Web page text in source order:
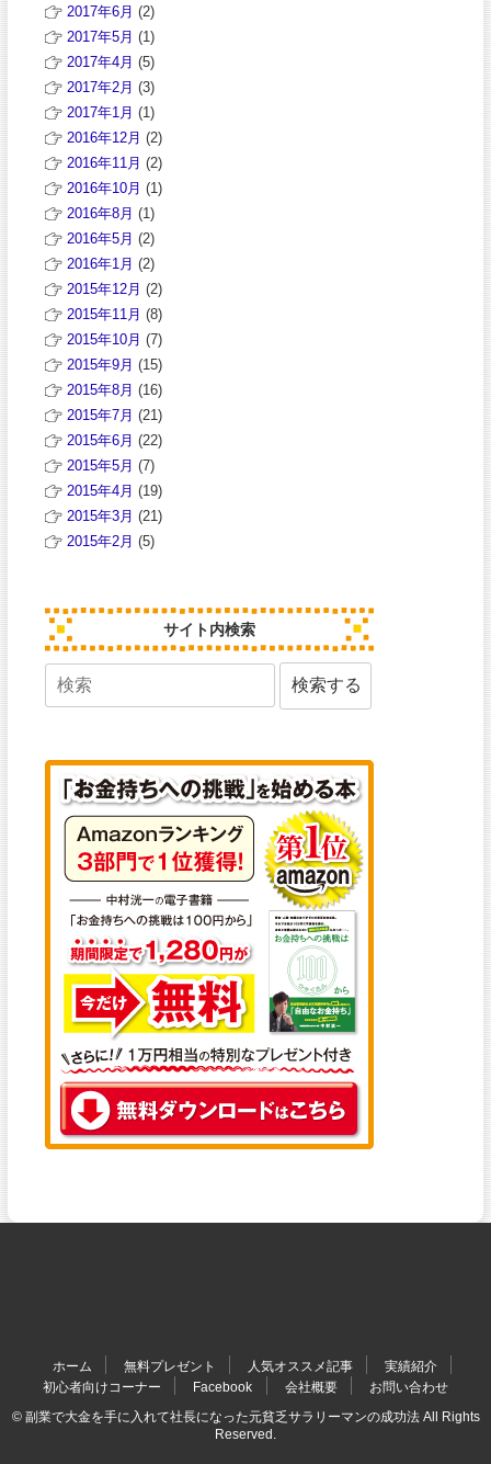
2017年6月 (2)
2017年5月 (1)
2017年4月 (5)
2017年2月 (3)
2017年1月 (1)
2016年12月 (2)
2016年11月 (2)
2016年10月 (1)
2016年8月 (1)
2016年5月 (2)
2016年1月 (2)
2015年12月 (2)
2015年11月 (8)
2015年10月 (7)
2015年9月 (15)
2015年8月 (16)
2015年7月 (21)
2015年6月 (22)
2015年5月 (7)
2015年4月 (19)
2015年3月 (21)
2015年2月 (5)
サイト内検索
ホーム 無料プレゼント 人気オススメ記事
実績紹介
初心者向けコーナー
Facebook 会社概要
お問い合わせ
© 副業で大金を手に入れて社長になった元貧乏サラリーマンの成功法 All Rights
Reserved.